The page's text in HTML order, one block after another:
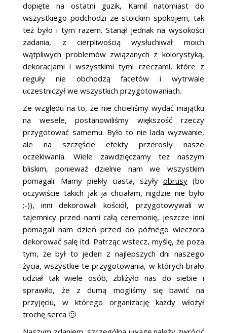
dopięte na ostatni guzik, Kamil natomiast do
wszystkiego podchodzi ze stoickim spokojem, tak
też było i tym razem. Stanął jednak na wysokości
zadania, z cierpliwością wysłuchiwał moich
wątpliwych problemów związanych z kolorystyką,
dekoracjami i wszystkimi tymi rzeczami, które z
reguły nie obchodzą facetów i wytrwale
uczestniczył we wszystkich przygotowaniach.
Ze względu na to, że nie chcieliśmy wydać majątku
na wesele, postanowiliśmy większość rzeczy
przygotować samemu. Było to nie lada wyzwanie,
ale na szczęście efekty przerosły nasze
oczekiwania. Wiele zawdzięczamy też naszym
bliskim, ponieważ dzielnie nam we wszystkim
pomagali. Mamy piekły ciasta, szyły obrusy(bo
oczywiście takich jak ja chciałam, nigdzie nie było
;-)), inni dekorowali kościół, przygotowywali w
tajemnicy przed nami całą ceremonię, jeszcze inni
pomagali nam dzień przed do późnego wieczora
dekorować salę itd. Patrząc wstecz, myślę, że poza
tym, że był to jeden z najlepszych dni naszego
życia, wszystkie te przygotowania, w których brało
udział tak wiele osób, zbliżyło nas do siebie i
sprawiło, że z dumą mogliśmy się bawić na
przyjęciu, w którego organizację każdy włożył
trochę serca 🙂